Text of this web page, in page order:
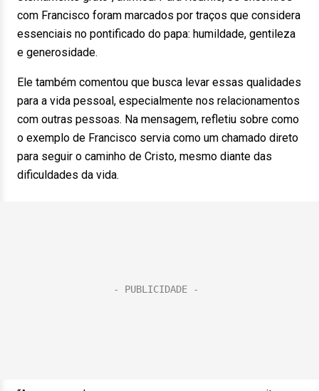
com Francisco foram marcados por traços que considera
essenciais no pontificado do papa: humildade, gentileza
e generosidade.
Ele também comentou que busca levar essas qualidades
para a vida pessoal, especialmente nos relacionamentos
com outras pessoas. Na mensagem, refletiu sobre como
o exemplo de Francisco servia como um chamado direto
para seguir o caminho de Cristo, mesmo diante das
dificuldades da vida.